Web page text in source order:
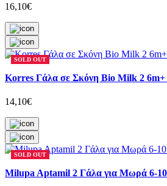
16,10€
SOLD OUT
Korres Γάλα σε Σκόνη Bio Milk 2 6m+
14,10€
SOLD OUT
Milupa Aptamil 2 Γάλα για Μωρά 6-